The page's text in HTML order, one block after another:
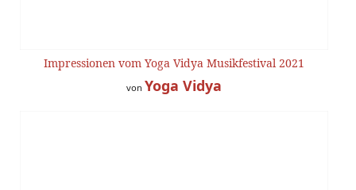
Impressionen vom Yoga Vidya Musikfestival 2021
von Yoga Vidya